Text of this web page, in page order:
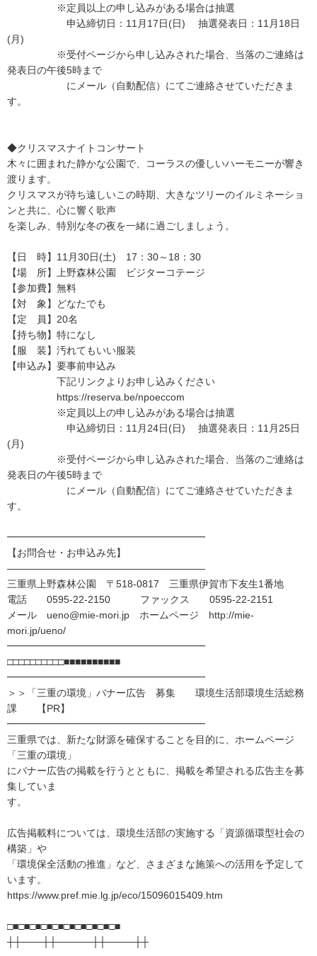
※定員以上の申し込みがある場合は抽選
申込締切日：11月17日(日) 抽選発表日：11月18日
(月)
※受付ページから申し込みされた場合、当落のご連絡は
発表日の午後5時まで
にメール（自動配信）にてご連絡させていただきま
す。
◆クリスマスナイトコンサート
木々に囲まれた静かな公園で、コーラスの優しいハーモニーが響き
渡ります。
クリスマスが待ち遠しいこの時期、大きなツリーのイルミネーショ
ンと共に、心に響く歌声
を楽しみ、特別な冬の夜を一緒に過ごしましょう。
【日 時】11月30日(土) 17：30～18：30
【場 所】上野森林公園 ビジターコテージ
【参加費】無料
【対 象】どなたでも
【定 員】20名
【持ち物】特になし
【服 装】汚れてもいい服装
【申込み】要事前申込み
下記リンクよりお申し込みください
https://reserva.be/npoeccom
※定員以上の申し込みがある場合は抽選
申込締切日：11月24日(日) 抽選発表日：11月25日
(月)
※受付ページから申し込みされた場合、当落のご連絡は
発表日の午後5時まで
にメール（自動配信）にてご連絡させていただきま
す。
━━━━━━━━━━━━━━━━━━━━
【お問合せ・お申込み先】
――――――――――――――――――――
三重県上野森林公園 〒518-0817 三重県伊賀市下友生1番地
電話 0595-22-2150 ファックス 0595-22-2151
メール ueno@mie-mori.jp ホームページ http://mie-
mori.jp/ueno/
━━━━━━━━━━━━━━━━━━━━
□□□□□□□□□□■■■■■■■■■■
━━━━━━━━━━━━━━━━━━━━
＞＞「三重の環境」バナー広告 募集 環境生活部環境生活総務
課 【PR】
━━━━━━━━━━━━━━━━━━━━
三重県では、新たな財源を確保することを目的に、ホームページ
「三重の環境」
にバナー広告の掲載を行うとともに、掲載を希望される広告主を募
集していま
す。
広告掲載料については、環境生活部の実施する「資源循環型社会の
構築」や
「環境保全活動の推進」など、さまざまな施策への活用を予定して
います。
https://www.pref.mie.lg.jp/eco/15096015409.htm
□■□■□■□■□■□■□■□■□■□■
┼┼───┼┼─────┼┼────┼┼